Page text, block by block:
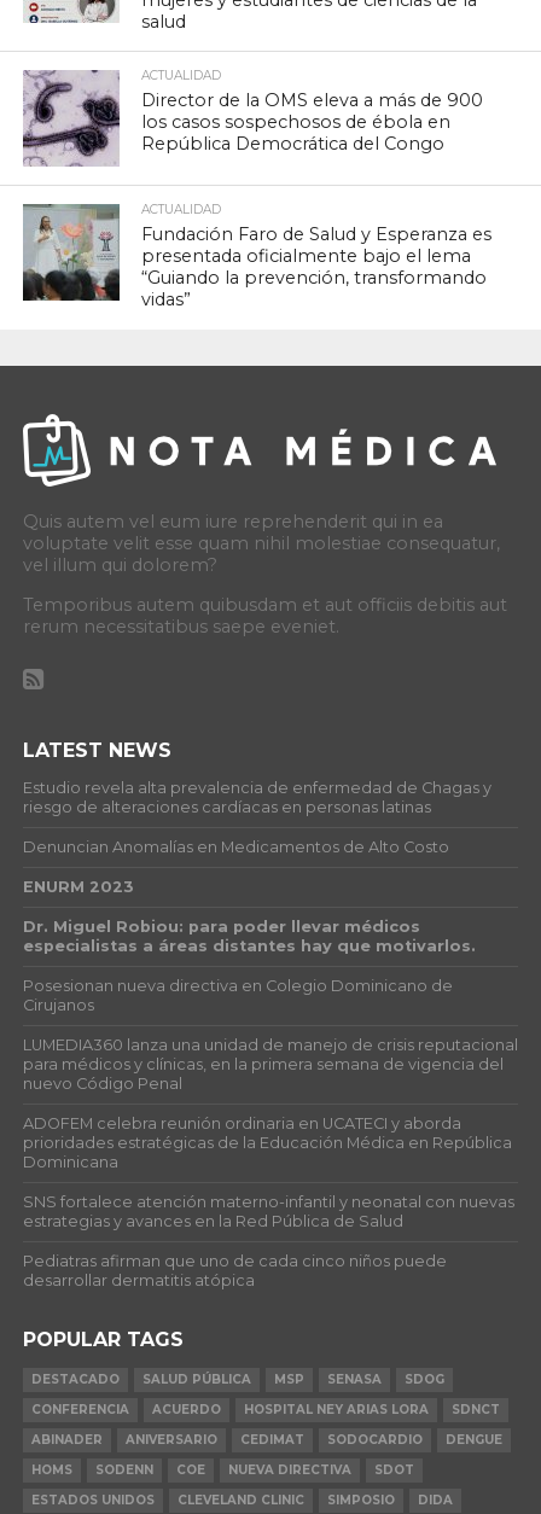
salud
ACTUALIDAD
Director de la OMS eleva a más de 900
los casos sospechosos de ébola en
República Democrática del Congo
ACTUALIDAD
Fundación Faro de Salud y Esperanza es
presentada oficialmente bajo el lema
“Guiando la prevención, transformando
vidas”
Quis autem vel eum iure reprehenderit qui in ea
voluptate velit esse quam nihil molestiae consequatur,
vel illum qui dolorem?
Temporibus autem quibusdam et aut officiis debitis aut
rerum necessitatibus saepe eveniet.
LATEST NEWS
Estudio revela alta prevalencia de enfermedad de Chagas y
riesgo de alteraciones cardíacas en personas latinas
Denuncian Anomalías en Medicamentos de Alto Costo
ENURM 2023
Dr. Miguel Robiou: para poder llevar médicos
especialistas a áreas distantes hay que motivarlos.
Posesionan nueva directiva en Colegio Dominicano de
Cirujanos
LUMEDIA360 lanza una unidad de manejo de crisis reputacional
para médicos y clínicas, en la primera semana de vigencia del
nuevo Código Penal
ADOFEM celebra reunión ordinaria en UCATECI y aborda
prioridades estratégicas de la Educación Médica en República
Dominicana
SNS fortalece atención materno-infantil y neonatal con nuevas
estrategias y avances en la Red Pública de Salud
Pediatras afirman que uno de cada cinco niños puede
desarrollar dermatitis atópica
POPULAR TAGS
DESTACADO SALUD PÚBLICA MSP SENASA
SDOG
CONFERENCIA
ACUERDO HOSPITAL NEY ARIAS LORA
SDNCT
ABINADER
ANIVERSARIO CEDIMAT SODOCARDIO
DENGUE
HOMS
SODENN COE NUEVA DIRECTIVA
SDOT
ESTADOS UNIDOS
CLEVELAND CLINIC SIMPOSIO DIDA